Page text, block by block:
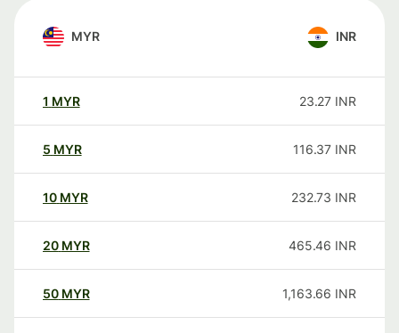
MYR INR
1 MYR 23.27 INR
5 MYR 116.37 INR
10 MYR 232.73 INR
20 MYR 465.46 INR
50 MYR 1,163.66 INR